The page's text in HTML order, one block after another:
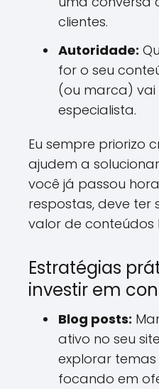
clientes.
Autoridade:
for o seu
(ou marca)
especialista.
Eu sempre priorizo
ajudem a
você já passou
respostas, deve ter
valor de conteúdos
Estratégias
investir em
Blog posts:
ativo no seu
explorar
focando em